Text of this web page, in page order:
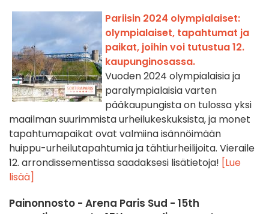
Pariisin 2024 olympialaiset:
olympialaiset, tapahtumat ja
paikat, joihin voi tutustua 12.
kaupunginosassa.
Vuoden 2024 olympialaisia ja
paralympialaisia varten
pääkaupungista on tulossa yksi
maailman suurimmista urheilukeskuksista, ja monet
tapahtumapaikat ovat valmiina isännöimään
huippu-urheilutapahtumia ja tähtiurheilijoita. Vieraile
12. arrondissementissa saadaksesi lisätietoja! [Lue
lisää]
Painonnosto - Arena Paris Sud - 15th